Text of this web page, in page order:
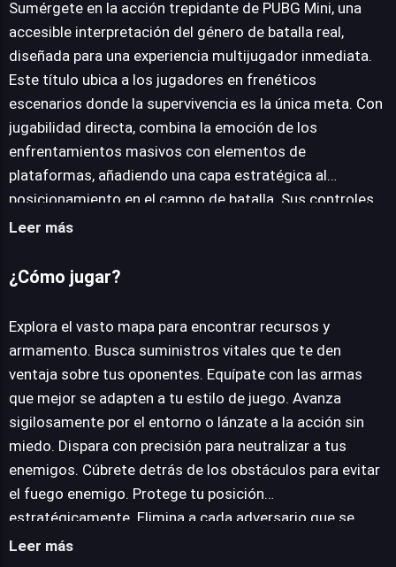
JUEGALO AHORA
Sumérgete en la acción trepidante de PUBG Mini, una
accesible interpretación del género de batalla real,
diseñada para una experiencia multijugador inmediata.
Este título ubica a los jugadores en frenéticos
escenarios donde la supervivencia es la única meta. Con
jugabilidad directa, combina la emoción de los
enfrentamientos masivos con elementos de
plataformas, añadiendo una capa estratégica al
posicionamiento en el campo de batalla. Sus controles,
intuitivos y responsivos, permiten a los participantes
movimiento fluido y puntería precisa. La selección de
opciones para adaptar el estilo de combate. Desde rifles
de asalto hasta escopetas, cada arma presenta ventajas
tácticas que deben ser dominadas para asegurar la
victoria en cada ronda. PUBG Mini destaca por su
accesibilidad. Al ser un título en línea sin descarga,
cualquier jugador con un navegador web moderno puede
unirse a la batalla sin demoras. Esta facilidad de acceso,
combinada con la adrenalina constante de ser la última
persona en pie, promete sesiones de juego únicas y
rápida y competitiva.
Leer más
¿Cómo jugar?
Explora el vasto mapa para encontrar recursos y
armamento. Busca suministros vitales que te den
ventaja sobre tus oponentes. Equípate con las armas
que mejor se adapten a tu estilo de juego. Avanza
sigilosamente por el entorno o lánzate a la acción sin
miedo. Dispara con precisión para neutralizar a tus
enemigos. Cúbrete detrás de los obstáculos para evitar
el fuego enemigo. Protege tu posición
estratégicamente. Elimina a cada adversario que se
interponga en tu camino hacia la victoria. Sobrevive a la
Leer más